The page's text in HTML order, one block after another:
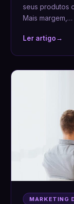
seus produtos
Mais margem,…
Ler artigo→
MARKETING